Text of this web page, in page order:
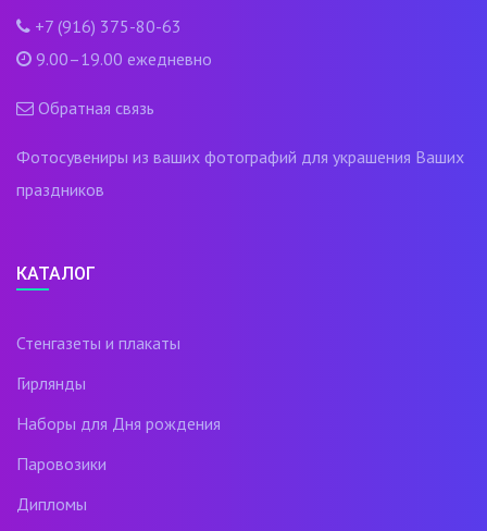
+7 (916) 375-80-63
9.00–19.00 ежедневно
Обратная связь
Фотосувениры из ваших фотографий для украшения Ваших
праздников
КАТАЛОГ
Стенгазеты и плакаты
Гирлянды
Наборы для Дня рождения
Паровозики
Дипломы